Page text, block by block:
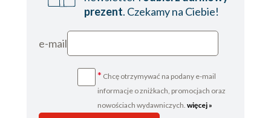
prezent. Czekamy na Ciebie!
e-mail
* Chcę otrzymywać na podany e-mail
informacje o zniżkach, promocjach oraz
nowościach wydawniczych. więcej »